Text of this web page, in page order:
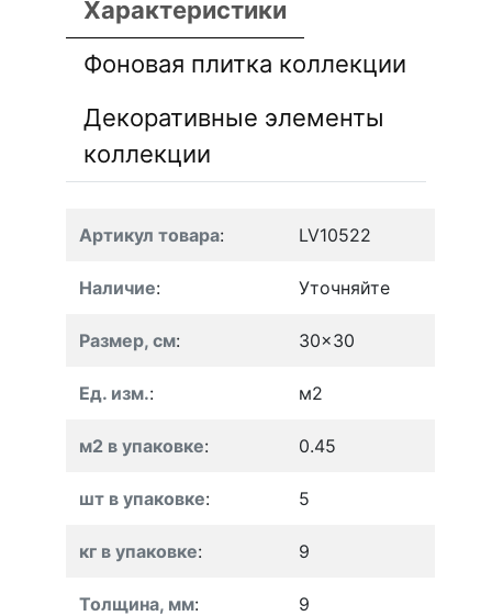
Характеристики
Фоновая плитка коллекции
Декоративные элементы
коллекции
Артикул товара: LV10522
Наличие: Уточняйте
Размер, см: 30x30
Ед. изм.: м2
м2 в упаковке: 0.45
шт в упаковке: 5
кг в упаковке: 9
Толщина, мм: 9